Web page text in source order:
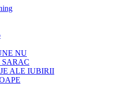
NU
ALE IUBIRII